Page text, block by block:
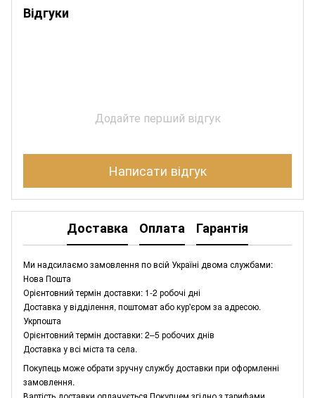
Відгуки
Додайте перший відгук
Написати відгук
Доставка Оплата Гарантія
Ми надсилаємо замовлення по всій Україні двома службами:
Нова Пошта
Орієнтовний термін доставки: 1-2 робочі дні
Доставка у відділення, поштомат або кур'єром за адресою.
Укрпошта
Орієнтовний термін доставки: 2–5 робочих днів
Доставка у всі міста та села.
Покупець може обрати зручну службу доставки при оформленні
замовлення.
Вартість доставки оплачується Покупцем згідно з тарифами